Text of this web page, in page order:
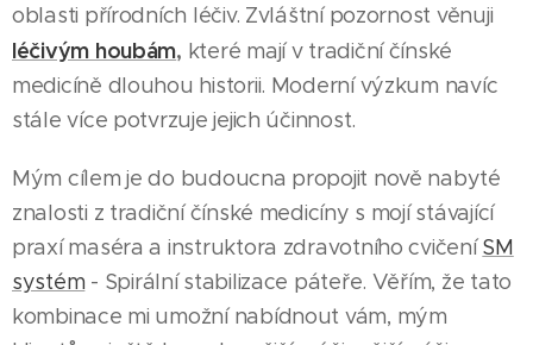
oblasti přírodních léčiv. Zvláštní pozornost věnuji
léčivým houbám, které mají v tradiční čínské
medicíně dlouhou historii. Moderní výzkum navíc
stále více potvrzuje jejich účinnost.
Mým cílem je do budoucna propojit nově nabyté
znalosti z tradiční čínské medicíny s mojí stávající
praxí maséra a instruktora zdravotního cvičeníSM
systém - Spirální stabilizace páteře. Věřím, že tato
kombinace mi umožní nabídnout vám, mým